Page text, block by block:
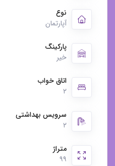
نوع
آپارتمان
پارکینگ
خیر
اتاق خواب
۲
سرویس بهداشتی
۲
متراژ
۹۹